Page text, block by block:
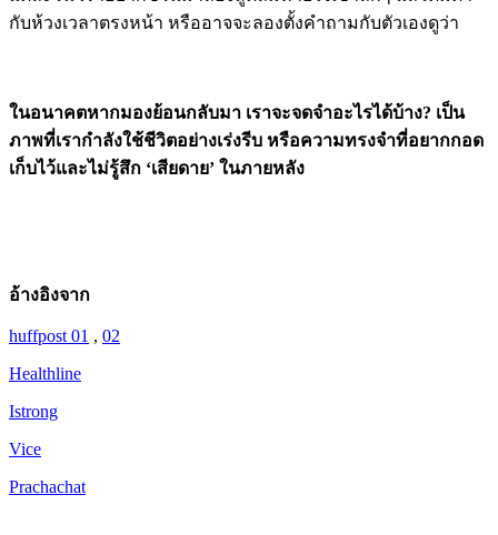
กับห้วงเวลาตรงหน้า หรืออาจจะลองตั้งคำถามกับตัวเองดูว่า
ในอนาคตหากมองย้อนกลับมา เราจะจดจำอะไรได้บ้าง? เป็น
ภาพที่เรากำลังใช้ชีวิตอย่างเร่งรีบ หรือความทรงจำที่อยากกอด
เก็บไว้และไม่รู้สึก ‘เสียดาย’ ในภายหลัง
อ้างอิงจาก
huffpost 01 , 02
Healthline
Istrong
Vice
Prachachat